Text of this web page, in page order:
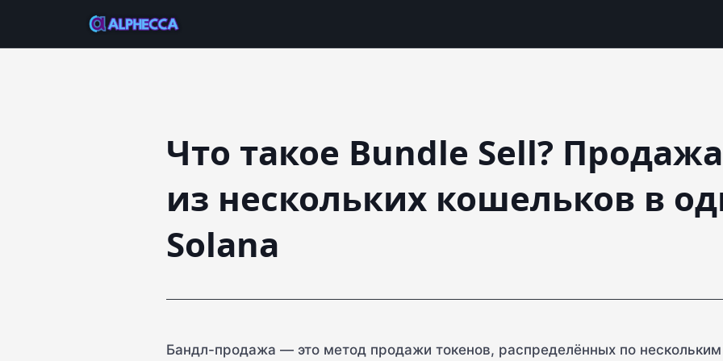
Что такое Bundle Sell?
из нескольких кошельков в
Solana
Бандл-продажа — это метод продажи токенов, распределённых по